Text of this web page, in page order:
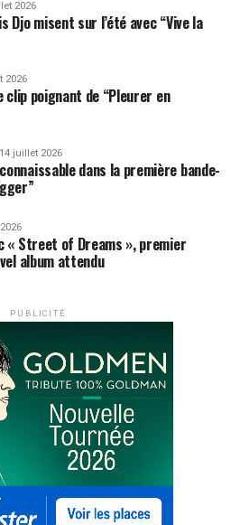
2026
Djo misent sur l’été avec “Vive la
2026
clip poignant de “Pleurer en
14 juillet 2026
dans la première bande-
« Street of Dreams », premier
album attendu
PUBLICITÉ